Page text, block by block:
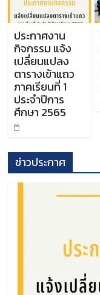
ประกาศงาน
กิจกรรม แจ้ง
เปลี่ยนแปลง
ตารางเข้าแถว
ภาคเรียนที่ 1
ประจำปีการ
ศึกษา 2565
ข่าวประกาศ